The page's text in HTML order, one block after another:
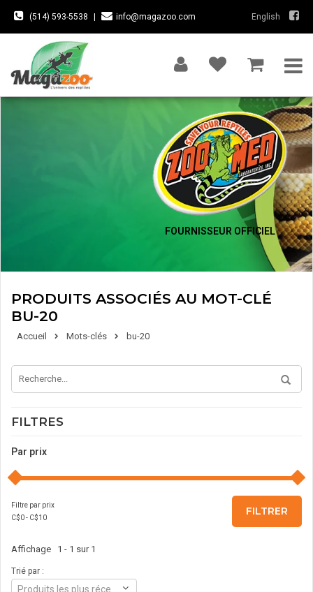
(514) 593-5538 info@magazoo.com English
FOURNISSEUR OFFICIEL
PRODUITS ASSOCIÉS AU MOT-CLÉ
BU-20
Accueil Mots-clés bu-20
FILTRES
Par prix
Filtre par prix
C$0- C$10
FILTRER
Affichage 1 - 1 sur 1
Trié par :